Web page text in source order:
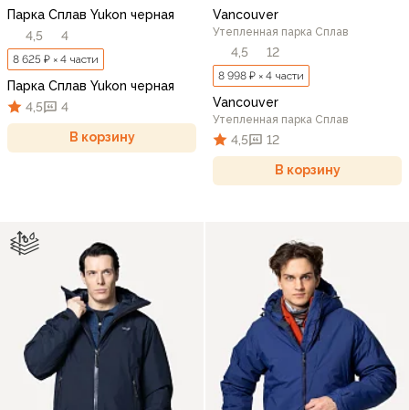
Парка Сплав Yukon черная
4,5
4
8 625 ₽ × 4 части
Парка Сплав Yukon черная
4,5
4
В корзину
Vancouver
Утепленная парка Сплав
4,5 12
8 998 ₽ × 4 части
Vancouver
Утепленная парка Сплав
4,5 12
В корзину